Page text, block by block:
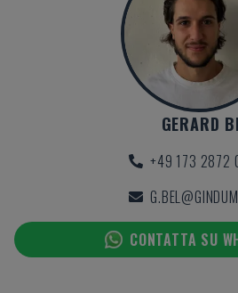
GERARD
+49 173 2872
CONTATTA SU